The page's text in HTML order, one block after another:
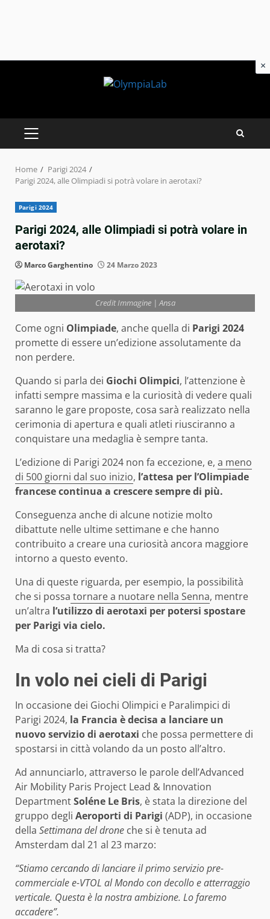
PRIMARY
MENU
Home
Parigi 2024
Parigi 2024, alle Olimpiadi si potrà volare in aerotaxi?
Parigi 2024
Parigi 2024, alle Olimpiadi si potrà volare in
aerotaxi?
Marco Garghentino 24 Marzo 2023
Credit Immagine | Ansa
Come ogni Olimpiade, anche quella di Parigi 2024
promette di essere un’edizione assolutamente da
non perdere.
Quando si parla dei Giochi Olimpici, l’attenzione è
infatti sempre massima e la curiosità di vedere quali
saranno le gare proposte, cosa sarà realizzato nella
cerimonia di apertura e quali atleti riusciranno a
conquistare una medaglia è sempre tanta.
L’edizione di Parigi 2024 non fa eccezione, e, a meno
di 500 giorni dal suo inizio, l’attesa per l’Olimpiade
francese continua a crescere sempre di più.
Conseguenza anche di alcune notizie molto
dibattute nelle ultime settimane e che hanno
contribuito a creare una curiosità ancora maggiore
intorno a questo evento.
Una di queste riguarda, per esempio, la possibilità
che si possa tornare a nuotare nella Senna, mentre
un’altra l’utilizzo di aerotaxi per potersi spostare
per Parigi via cielo.
Ma di cosa si tratta?
In volo nei cieli di Parigi
In occasione dei Giochi Olimpici e Paralimpici di
Parigi 2024, la Francia è decisa a lanciare un
nuovo servizio di aerotaxi che possa permettere di
spostarsi in città volando da un posto all’altro.
Ad annunciarlo, attraverso le parole dell’Advanced
Air Mobility Paris Project Lead & Innovation
DepartmentSoléne Le Bris, è stata la direzione del
gruppo degli Aeroporti di Parigi (ADP), in occasione
della Settimana del drone che si è tenuta ad
Amsterdam dal 21 al 23 marzo:
“Stiamo cercando di lanciare il primo servizio pre-
commerciale e-VTOL al Mondo con decollo e atterraggio
verticale. Questa è la nostra ambizione. Lo faremo
accadere”.
×